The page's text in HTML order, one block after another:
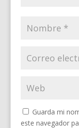
Guarda mi
este navegador